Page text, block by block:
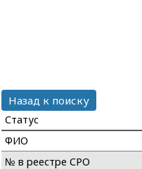
Назад к поиску
Статус
ФИО
№ в реестре СРО